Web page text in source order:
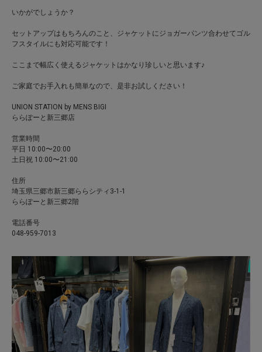
いかがでしょうか？
セットアップはもちろんのこと、ジャケットにジョガーパンツ合わせてゴル
フスタイルにも対応可能です！
ここまで幅広く使えるジャケットはかなり珍しいと思います♪
ご家庭でお手入れも簡単なので、 是非お試しください！
UNION STATION by MENS BIGI
ららぽーと新三郷店
営業時間
平日 10:00〜20:00
土日祝 10:00〜21:00
住所
埼玉県三郷市新三郷ららシティ3-1-1
ららぽーと新三郷2階
電話番号
048-959-7013